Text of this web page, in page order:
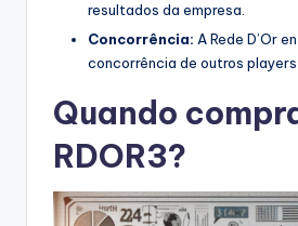
resultados da empresa.
Concorrência: A Rede D’Or
concorrência de outros
Quando
RDOR3?